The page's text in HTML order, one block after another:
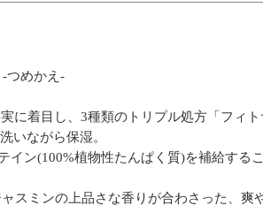
-つめかえ-
に着目し、3種類のトリプル処方「フィ
いながら保湿。
イン(100%植物性たんぱく質)を補給する
スミンの上品さな香りが合わさった、爽